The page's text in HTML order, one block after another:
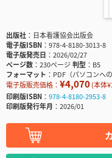
出版社
日本看護協会出版会
電子版ISBN
978-4-8180-3013-8
電子版発売日
2026/02/27
ページ数
230ページ判型
B5
フォーマット
PDF（パソコンへ
電子版販売価格： ¥4,070(本体
印刷版ISBN
978-4-8180-2953-8
印刷版発行年月
2026/01